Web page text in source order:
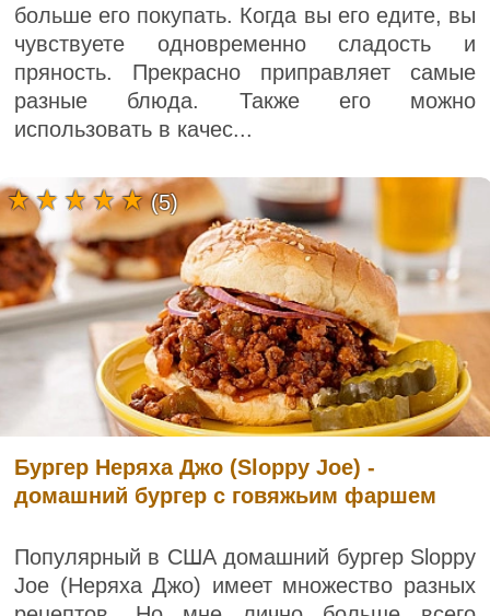
больше его покупать. Когда вы его едите, вы
чувствуете одновременно сладость и
пряность. Прекрасно приправляет самые
разные блюда. Также его можно
использовать в качес...
Бургер Неряха Джо (Sloppy Joe) -
домашний бургер с говяжьим фаршем
Популярный в США домашний бургер Sloppy
Joe (Неряха Джо) имеет множество разных
(5)